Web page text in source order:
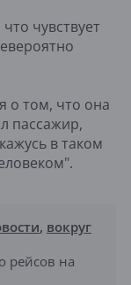
чувствует
о том, что она
пассажир,
в таком
, вокруг
рейсов на